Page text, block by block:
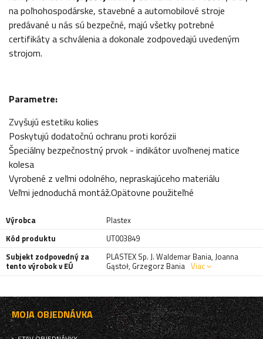
na poľnohospodárske, stavebné a automobilové stroje
predávané u nás sú bezpečné, majú všetky potrebné
certifikáty a schválenia a dokonale zodpovedajú uvedeným
strojom.
Parametre:
Zvyšujú estetiku kolies
Poskytujú dodatočnú ochranu proti korózii
Špeciálny bezpečnostný prvok - indikátor uvoľnenej matice
kolesa
Vyrobené z veľmi odolného, nepraskajúceho materiálu
Veľmi jednoduchá montáž.Opätovne použiteľné
Výrobca
Plastex
Kód produktu
UT003849
Subjekt zodpovedný za
tento výrobok v EÚ
PLASTEX Sp. J. Waldemar Bania, Joanna
Gąstoł, Grzegorz Bania Viac
MOJA OBJEDNÁVKA